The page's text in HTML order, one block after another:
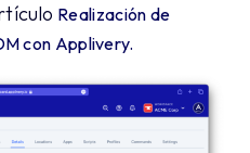
Realización de
con Applivery.